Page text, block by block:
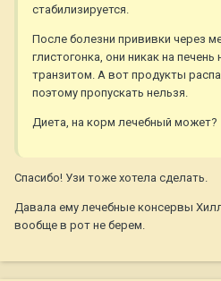
стабилизируется.
После болезни прививки через
глистогонка, они никак на
транзитом. А вот продукты
поэтому пропускать нельзя.
Диета, на корм лечебный может?
Спасибо! Узи тоже хотела сделать.
Давала ему лечебные консервы
вообще в рот не берем.